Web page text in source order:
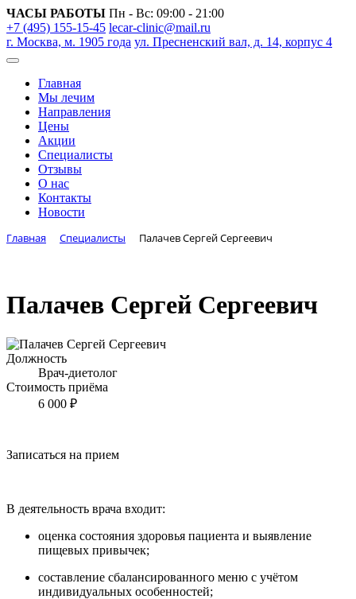
ЧАСЫ РАБОТЫ Пн - Вс: 09:00 - 21:00
+7 (495) 155-15-45 lecar-clinic@mail.ru
г. Москва, м. 1905 года ул. Пресненский вал, д. 14, корпус 4
Главная
Мы лечим
Направления
Цены
Акции
Специалисты
Отзывы
О нас
Контакты
Новости
Главная Специалисты Палачев Сергей Сергеевич
Палачев Сергей Сергеевич
Должность
Врач-диетолог
Стоимость приёма
6 000 ₽
Записаться на прием
В деятельность врача входит:
оценка состояния здоровья пациента и выявление
пищевых привычек;
составление сбалансированного меню с учётом
индивидуальных особенностей;